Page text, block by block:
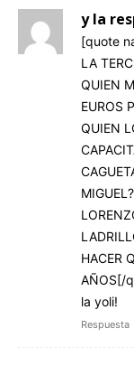
y la
[quote
LA
QUIEN
EUROS
QUIEN
HACER
AÑOS[/
la yoli!
Respuesta